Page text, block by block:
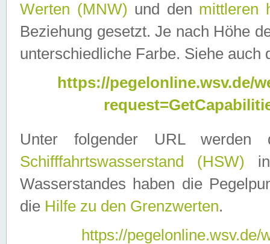
Werten (MNW) und den mittleren
Beziehung gesetzt. Je nach Höhe
unterschiedliche Farbe. Siehe auch
https://pegelonline.wsv.de/
Unter folgender URL
Schifffahrtswasserstand (HSW)
Wasserstandes haben die
die Hilfe zu den Grenzwerten.
https://